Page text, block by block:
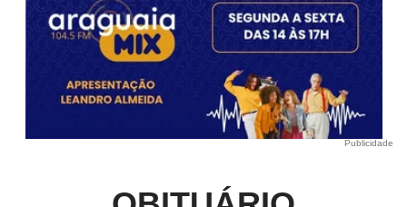
Publicidade